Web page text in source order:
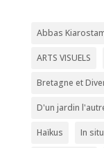
Abbas
ARTS VISUELS
Bretagne et
D'un jardin
Haïkus In situ